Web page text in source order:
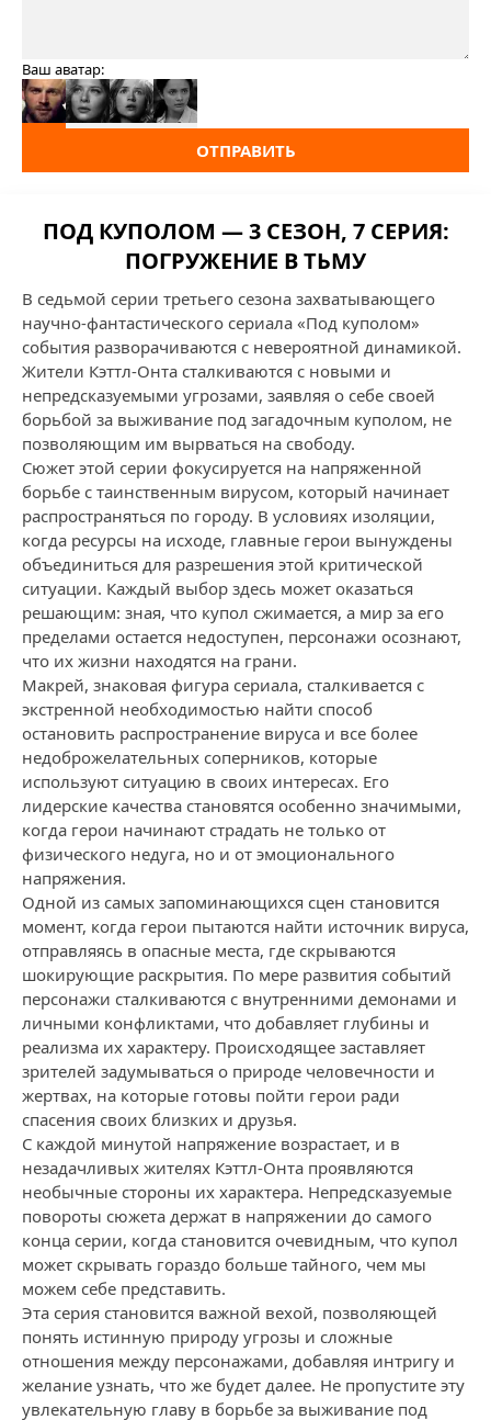
Ваш аватар:
ОТПРАВИТЬ
ПОД КУПОЛОМ — 3 СЕЗОН, 7 СЕРИЯ:
ПОГРУЖЕНИЕ В ТЬМУ
В седьмой серии третьего сезона захватывающего
научно-фантастического сериала «Под куполом»
события разворачиваются с невероятной динамикой.
Жители Кэттл-Онта сталкиваются с новыми и
непредсказуемыми угрозами, заявляя о себе своей
борьбой за выживание под загадочным куполом, не
позволяющим им вырваться на свободу.
Сюжет этой серии фокусируется на напряженной
борьбе с таинственным вирусом, который начинает
распространяться по городу. В условиях изоляции,
когда ресурсы на исходе, главные герои вынуждены
объединиться для разрешения этой критической
ситуации. Каждый выбор здесь может оказаться
решающим: зная, что купол сжимается, а мир за его
пределами остается недоступен, персонажи осознают,
что их жизни находятся на грани.
Макрей, знаковая фигура сериала, сталкивается с
экстренной необходимостью найти способ
остановить распространение вируса и все более
недоброжелательных соперников, которые
используют ситуацию в своих интересах. Его
лидерские качества становятся особенно значимыми,
когда герои начинают страдать не только от
физического недуга, но и от эмоционального
напряжения.
Одной из самых запоминающихся сцен становится
момент, когда герои пытаются найти источник вируса,
отправляясь в опасные места, где скрываются
шокирующие раскрытия. По мере развития событий
персонажи сталкиваются с внутренними демонами и
личными конфликтами, что добавляет глубины и
реализма их характеру. Происходящее заставляет
зрителей задумываться о природе человечности и
жертвах, на которые готовы пойти герои ради
спасения своих близких и друзья.
С каждой минутой напряжение возрастает, и в
незадачливых жителях Кэттл-Онта проявляются
необычные стороны их характера. Непредсказуемые
повороты сюжета держат в напряжении до самого
конца серии, когда становится очевидным, что купол
может скрывать гораздо больше тайного, чем мы
можем себе представить.
Эта серия становится важной вехой, позволяющей
понять истинную природу угрозы и сложные
отношения между персонажами, добавляя интригу и
желание узнать, что же будет далее. Не пропустите эту
увлекательную главу в борьбе за выживание под